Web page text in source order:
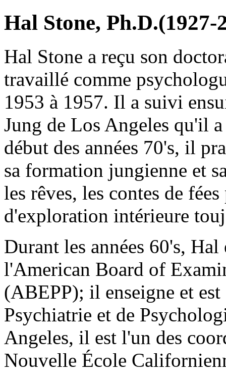
Hal Stone, Ph.D.(1927-
Hal Stone a reçu son
travaillé comme
1953 à 1957. Il a suivi
Jung de Los Angeles qu'il
début des années 70's, il
sa formation jungienne et
les rêves, les contes de
d'exploration intérieure
Durant les années 60's,
l'American Board of
(ABEPP); il enseigne et
Psychiatrie et de
Angeles, il est l'un des
Nouvelle École